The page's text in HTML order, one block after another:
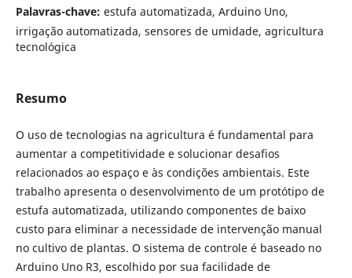
Palavras-chave: estufa automatizada, Arduino Uno,
irrigação automatizada, sensores de umidade, agricultura
tecnológica
Resumo
O uso de tecnologias na agricultura é fundamental para
aumentar a competitividade e solucionar desafios
relacionados ao espaço e às condições ambientais. Este
trabalho apresenta o desenvolvimento de um protótipo de
estufa automatizada, utilizando componentes de baixo
custo para eliminar a necessidade de intervenção manual
no cultivo de plantas. O sistema de controle é baseado no
Arduino Uno R3, escolhido por sua facilidade de